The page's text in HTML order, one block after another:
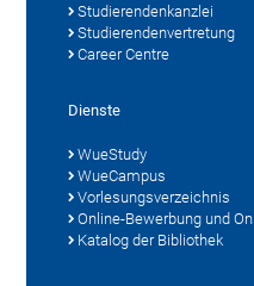
Studierendenkanzlei
Studierendenvertretung
Career Centre
Dienste
WueStudy
WueCampus
Vorlesungsverzeichnis
Online-Bewerbung und
Katalog der Bibliothek